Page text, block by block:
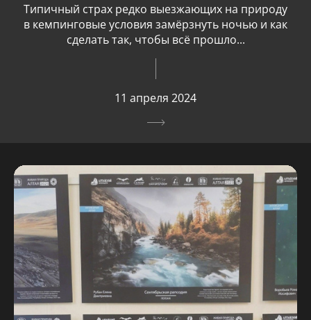
Типичный страх редко выезжающих на природу
в кемпинговые условия замёрзнуть ночью и как
сделать так, чтобы всё прошло...
11 апреля 2024